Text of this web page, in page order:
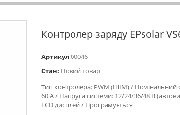
Контролер заряду EPsolar
Артикул00046
Стан: Новий товар
Тип контролера: PWM (ШІМ) / Номінальний
60 А / Напруга системи: 12/24/36/48 В
LCD дисплей / Програмується